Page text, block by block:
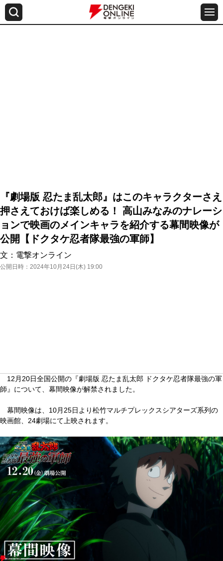
『劇場版 忍たま乱太郎』はこのキャラクターさえ
押さえておけば楽しめる！ 高山みなみのナレーシ
ョンで映画のメインキャラを紹介する幕間映像が
公開【ドクタケ忍者隊最強の軍師】
文： 電撃オンライン
公開日時： 2024年10月24日(木) 19:00
12月20日全国公開の『劇場版 忍たま乱太郎 ドクタケ忍者隊最強の軍
師』について、幕間映像が解禁されました。
幕間映像は、10月25日より松竹マルチプレックスシアターズ系列の
映画館、24劇場にて上映されます。